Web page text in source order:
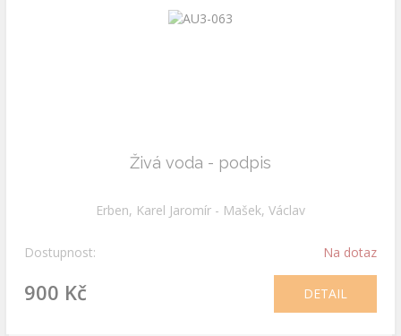
Živá voda - podpis
Erben, Karel Jaromír - Mašek, Václav
Dostupnost: Na dotaz
900 Kč DETAIL